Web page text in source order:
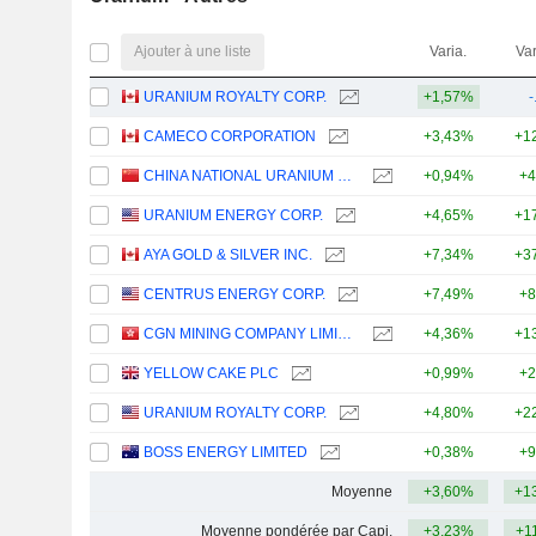
Ajouter à une liste Varia.
URANIUM ROYALTY CORP. +1,57% -
CAMECO CORPORATION +3,43%
CHINA NATIONAL URANIUM CO., LTD. +0,94%
URANIUM ENERGY CORP. +4,65%
AYA GOLD & SILVER INC. +7,34%
CENTRUS ENERGY CORP. +7,49%
CGN MINING COMPANY LIMITED +4,36%
YELLOW CAKE PLC +0,99%
URANIUM ROYALTY CORP. +4,80%
BOSS ENERGY LIMITED +0,38%
Moyenne +3,60%
Moyenne pondérée par Capi. +3,23%